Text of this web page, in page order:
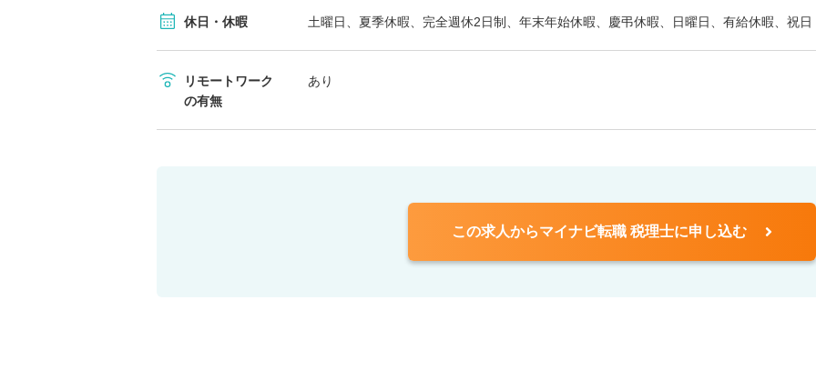
休日・休暇 土曜日、夏季休暇、完全週休2日制、年末年始休暇、慶弔休暇、日曜日、有給休暇、祝日
リモートワーク
の有無
あり
この求人からマイナビ転職 税理士に申し込む